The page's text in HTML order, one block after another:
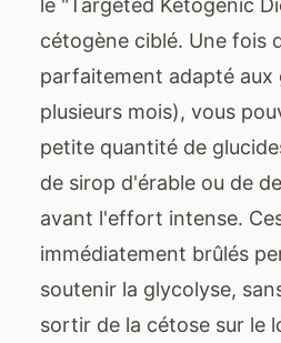
le "Targeted Ketogenic
cétogène ciblé. Une fois
parfaitement adapté aux
plusieurs mois), vous
petite quantité de
de sirop d'érable ou de
avant l'effort intense.
immédiatement brûlés
soutenir la glycolyse,
sortir de la cétose sur le